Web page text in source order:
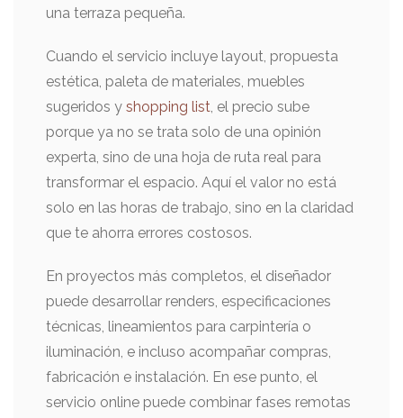
una terraza pequeña.
Cuando el servicio incluye layout, propuesta
estética, paleta de materiales, muebles
sugeridos y shopping list, el precio sube
porque ya no se trata solo de una opinión
experta, sino de una hoja de ruta real para
transformar el espacio. Aquí el valor no está
solo en las horas de trabajo, sino en la claridad
que te ahorra errores costosos.
En proyectos más completos, el diseñador
puede desarrollar renders, especificaciones
técnicas, lineamientos para carpintería o
iluminación, e incluso acompañar compras,
fabricación e instalación. En ese punto, el
servicio online puede combinar fases remotas